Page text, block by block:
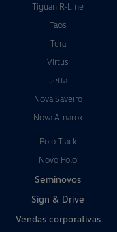
Tiguan R-Line
Taos
Tera
Virtus
Jetta
Nova Saveiro
Nova Amarok
Polo Track
Novo Polo
Seminovos
Sign & Drive
Vendas corporativas